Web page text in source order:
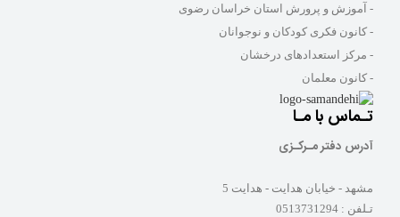
- آموزش و پرورش استان خراسان رضوی
- کانون فکری کودکان و نوجوانان
- مرکز استعدادهای درخشان
- کانون معلمان
تـماس با مـا
آدرس دفتر مـرکـزی
مشهد - خیابان هدایت - هدایت 5
تـلفن : 0513731294